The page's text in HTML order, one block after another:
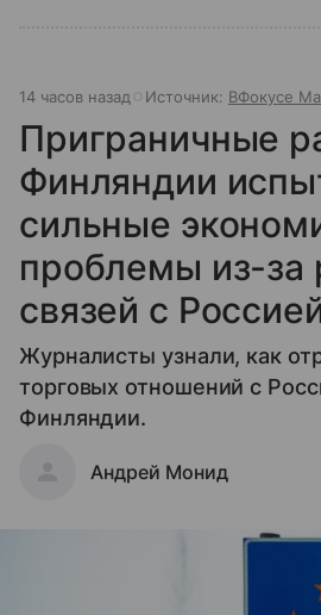
14 часов назад Источник: ВФокусе
Приграничные
Финляндии
сильные
проблемы из-за
связей с
Журналисты узнали, как
торговых отношений с
Финляндии.
Андрей Монид